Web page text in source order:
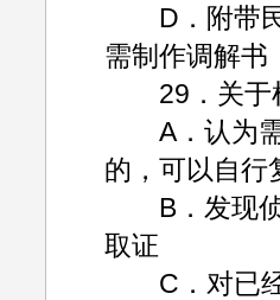
D．附带民
需制作调解书
29．关于检
A．认为需
的，可以自行
B．发现侦
取证
C．对已经